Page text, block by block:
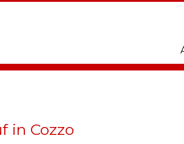
in Cozzo